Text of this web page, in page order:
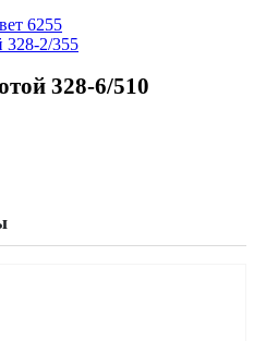
6255
328-2/355
328-6/510